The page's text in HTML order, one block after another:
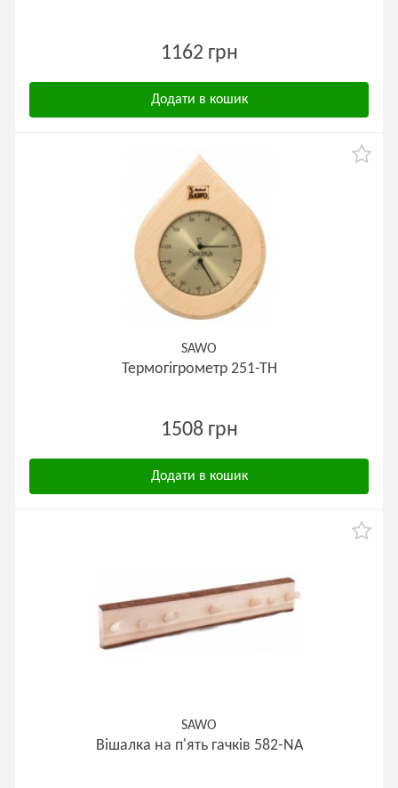
1162 грн
Додати в кошик
SAWO
Термогігрометр 251-ТН
1508 грн
Додати в кошик
SAWO
Вішалка на п'ять гачків 582-NA